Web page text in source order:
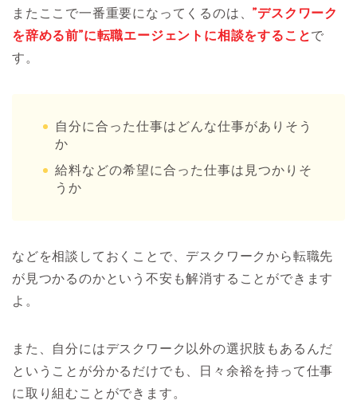
またここで一番重要になってくるのは、”デスクワーク
を辞める前”に転職エージェントに相談をすることで
す。
自分に合った仕事はどんな仕事がありそう
か
給料などの希望に合った仕事は見つかりそ
うか
などを相談しておくことで、デスクワークから転職先
が見つかるのかという不安も解消することができます
よ。
また、自分にはデスクワーク以外の選択肢もあるんだ
ということが分かるだけでも、日々余裕を持って仕事
に取り組むことができます。